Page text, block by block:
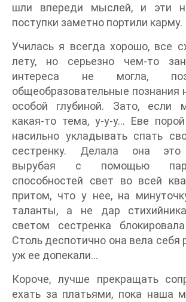
шли впереди мыслей, и эти
поступки заметно портили карму.
Училась я всегда хорошо, все
лету, но серьезно чем-то
интереса не могла,
общеобразовательные познания
особой глубиной. Зато, если
какая-то тема, у-у-у… Еве
насильно укладывать спать
сестренку. Делала она это
вырубая с помощью
способностей свет во всей
притом, что у нее, на
таланты, а не дар
светом сестренка
Столь деспотично она вела себя
уж ее допекали…
Короче, лучше прекращать
ехать за платьями, пока наша